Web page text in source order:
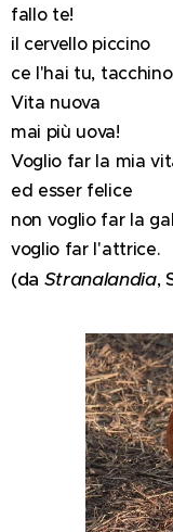
fallo te!
il cervello piccino
ce l'hai tu,
Vita nuova
mai più uova!
Voglio far la mia
ed esser felice
non voglio far la
voglio far l'attrice.
(da Stranalandia,